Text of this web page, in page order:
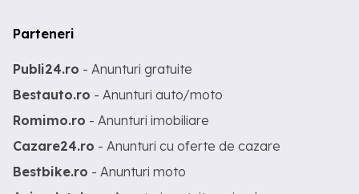
Parteneri
Publi24.ro - Anunturi gratuite
Bestauto.ro - Anunturi auto/moto
Romimo.ro - Anunturi imobiliare
Cazare24.ro - Anunturi cu oferte de cazare
Bestbike.ro - Anunturi moto